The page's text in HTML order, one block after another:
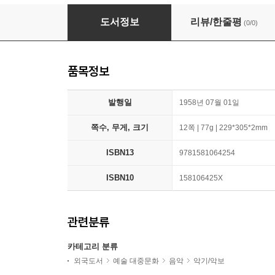
Concertino: Flute
도서정보 리뷰/한줄평 (0/0)
품목정보
발행일 1958년 07월 01일
쪽수, 무게, 크기 12쪽 | 77g | 229*305*2mm
ISBN13 9781581064254
ISBN10 158106425X
관련분류
카테고리 분류
외국도서 예술 대중문화 음악 악기/악보